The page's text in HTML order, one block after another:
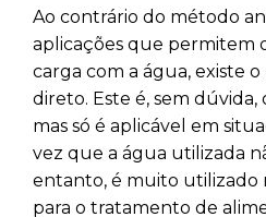
Ao contrário do método
aplicações que permitem
carga com a água, existe
direto. Este é, sem dúvida,
mas só é aplicável em
vez que a água utilizada
entanto, é muito utilizado
para o tratamento de